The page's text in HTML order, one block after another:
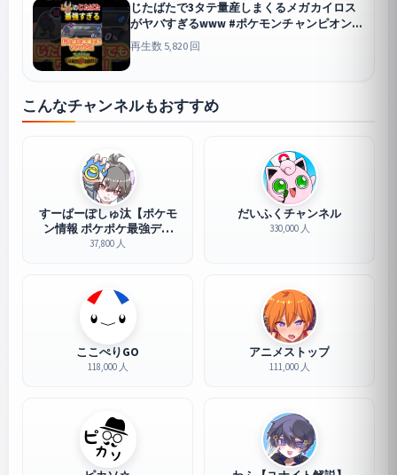
じたばたで3タテ量産しまくるメガカイロス
がヤバすぎるwww #ポケモンチャンピオンズ
#ポケモン
チャンピオンズ
再生数 5,820 回
こんなチャンネルもおすすめ
すーぱーぽしゅ汰【ポケモ
ン情報 ポケポケ最強デッ
キ】
37,800 人
だいふくチャンネル
330,000 人
ここぺりGO
118,000 人
アニメストップ
111,000 人